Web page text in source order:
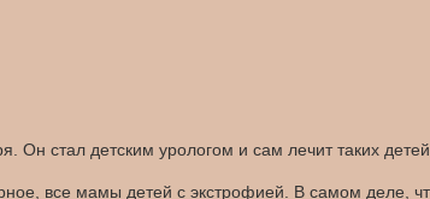
стал детским урологом и сам лечит таких детей.
все мамы детей с экстрофией. В самом деле,